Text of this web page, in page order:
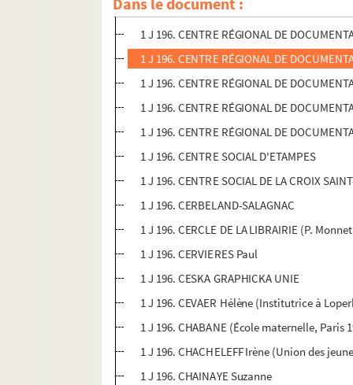
1 J 196. CENTRE PSYCHOPÉDAGOGIQUE
1 J 196. CENTRE RÉGIONAL DE
1 J 196. CENTRE RÉGIONAL DE
1 J 196. CENTRE RÉGIONAL DE
1 J 196. CENTRE RÉGIONAL DE
1 J 196. CENTRE RÉGIONAL DE
1 J 196. CENTRE SOCIAL D'ETAMPES
1 J 196. CENTRE SOCIAL DE LA CROIX
1 J 196. CERBELAND-SALAGNAC
1 J 196. CERCLE DE LA LIBRAIRIE (P.
1 J 196. CERVIERES Paul
1 J 196. CESKA GRAPHICKA UNIE
1 J 196. CEVAER Hélène (Institutrice à
1 J 196. CHABANE (École maternelle, Paris
1 J 196. CHACHELEFF Irène (Union des
1 J 196. CHAINAYE Suzanne